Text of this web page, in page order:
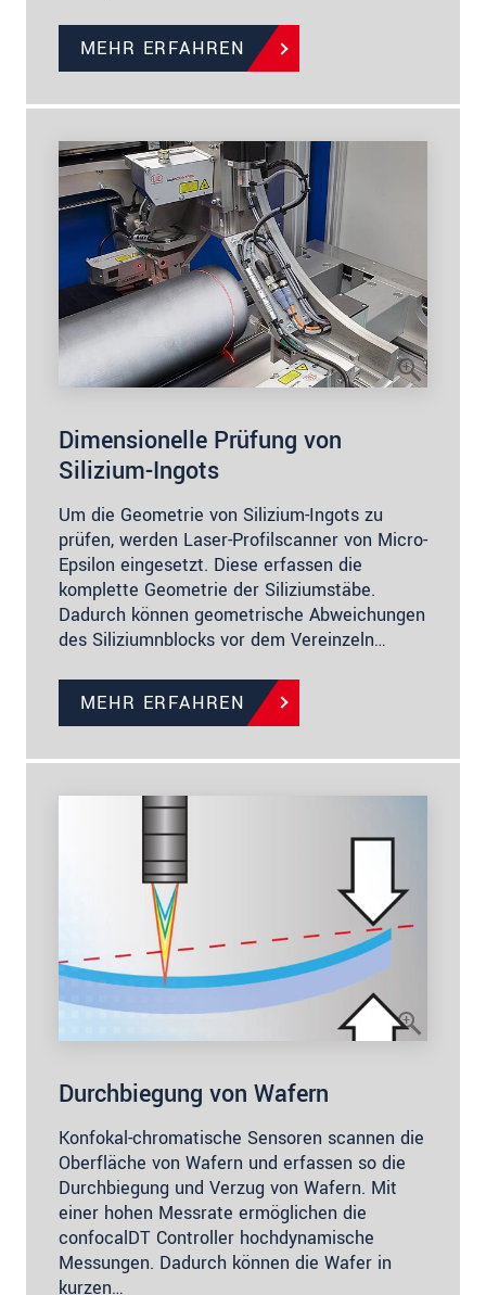
MEHR ERFAHREN
Dimensionelle Prüfung von
Silizium-Ingots
Um die Geometrie von Silizium-Ingots zu
prüfen, werden Laser-Profilscanner von Micro-
Epsilon eingesetzt. Diese erfassen die
komplette Geometrie der Siliziumstäbe.
Dadurch können geometrische Abweichungen
des Siliziumnblocks vor dem Vereinzeln…
MEHR ERFAHREN
Durchbiegung von Wafern
Konfokal-chromatische Sensoren scannen die
Oberfläche von Wafern und erfassen so die
Durchbiegung und Verzug von Wafern. Mit
einer hohen Messrate ermöglichen die
confocalDT Controller hochdynamische
Messungen. Dadurch können die Wafer in
kurzen…